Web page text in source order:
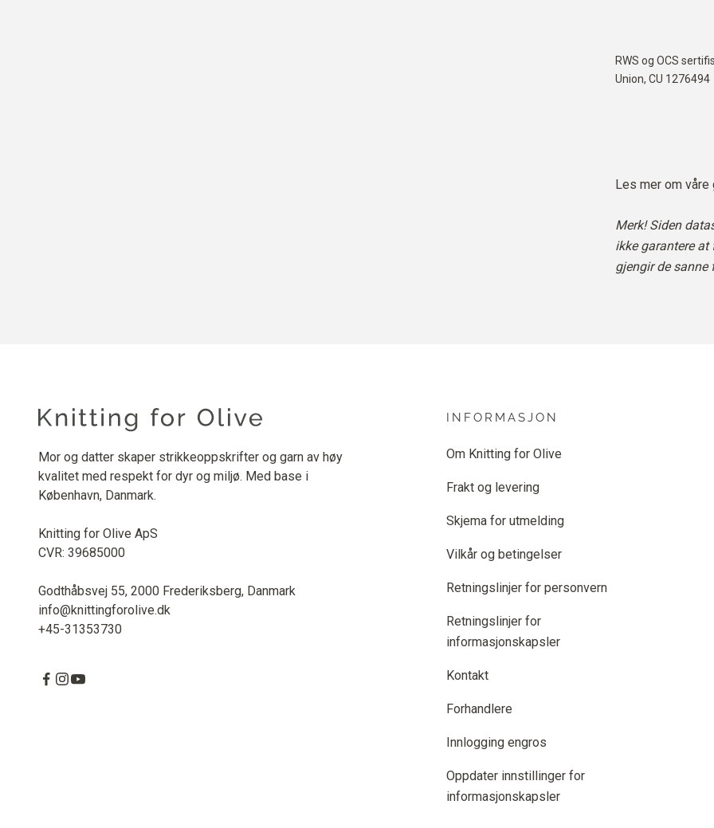
RWS og OCS
Union, CU 1276494
Les mer om våre
Merk! Siden
ikke garantere
gjengir de sanne
Mor og datter skaper strikkeoppskrifter og garn av høy
kvalitet med respekt for dyr og miljø. Med base i
København, Danmark.
Knitting for Olive ApS
CVR: 39685000
Godthåbsvej 55, 2000 Frederiksberg, Danmark
info@knittingforolive.dk
+45-31353730
INFORMASJON
Om Knitting for Olive
Frakt og levering
Skjema for utmelding
Vilkår og betingelser
Retningslinjer for personvern
Retningslinjer for
informasjonskapsler
Kontakt
Forhandlere
Innlogging engros
Oppdater innstillinger for
informasjonskapsler